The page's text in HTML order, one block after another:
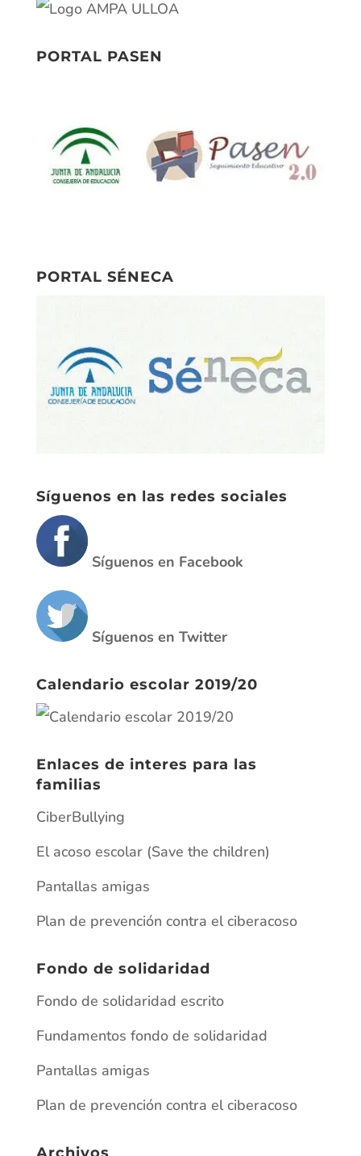
PORTAL PASEN
PORTAL SÉNECA
Síguenos en las redes sociales
Síguenos en Facebook
Síguenos en Twitter
Calendario escolar 2019/20
Enlaces de interes para las
familias
CiberBullying
El acoso escolar (Save the children)
Pantallas amigas
Plan de prevención contra el ciberacoso
Fondo de solidaridad
Fondo de solidaridad escrito
Fundamentos fondo de solidaridad
Pantallas amigas
Plan de prevención contra el ciberacoso